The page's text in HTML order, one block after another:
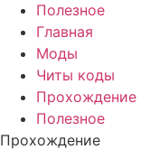
Полезное
Главная
Моды
Читы коды
Прохождение
Полезное
Прохождение